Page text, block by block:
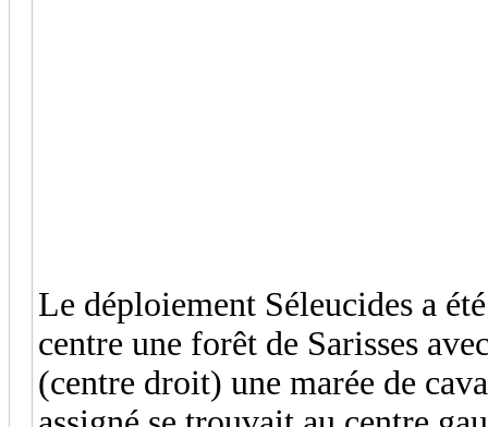
Le déploiement Séleucides a
centre une forêt de Sarisses
(centre droit) une marée de